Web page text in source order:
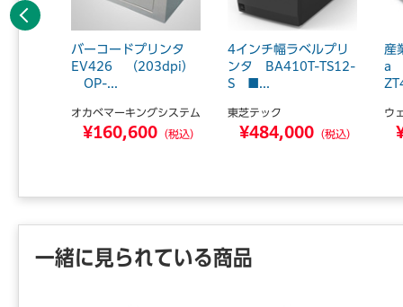
バーコードプリンタ
EV426 （203dpi）
OP-...
オカベマーキングシステム
¥160,600 （税込）
4インチ幅ラベルプリ
ンタ BA410T-TS12-
S ■...
東芝テック
¥484,000 （税込）
産
a
ウ
前へ
一緒に見られている商品